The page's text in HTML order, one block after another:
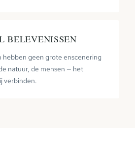
BELEVENISSEN
hebben geen grote enscenering
natuur, de mensen — het
verbinden.